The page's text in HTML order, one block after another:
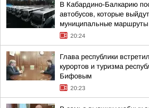
В Кабардино-Балкарию
автобусов, которые
муниципальные маршруты
20:24
Глава республики
курортов и туризма
Бифовым
20:23